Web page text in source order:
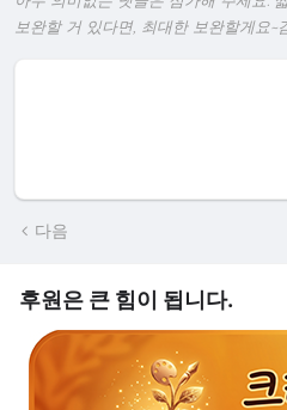
보완할 거 있다면, 최대한 보완할게요~
다음
후원은 큰 힘이 됩니다.